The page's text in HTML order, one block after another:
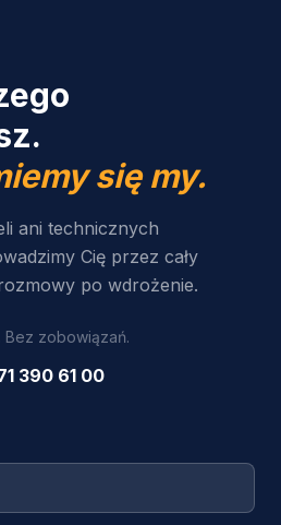
się my.
ani technicznych
Cię przez cały
po wdrożenie.
Bez zobowiązań.
390 61 00